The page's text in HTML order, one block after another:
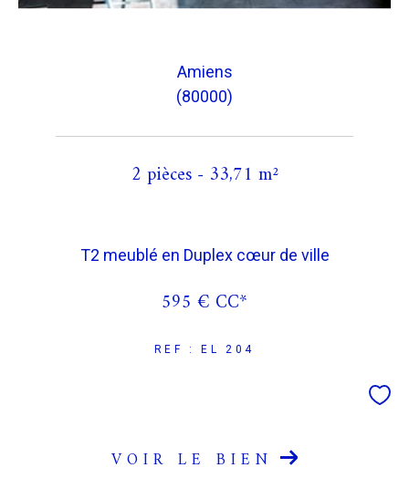
Amiens
(80000)
2 pièces - 33,71 m²
T2 meublé en Duplex cœur de ville
595 € CC*
REF : EL 204
VOIR LE BIEN